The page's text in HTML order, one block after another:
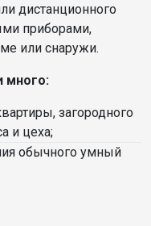
дистанционного
приборами,
или снаружи.
много:
загородного
и цеха;
обычного умный